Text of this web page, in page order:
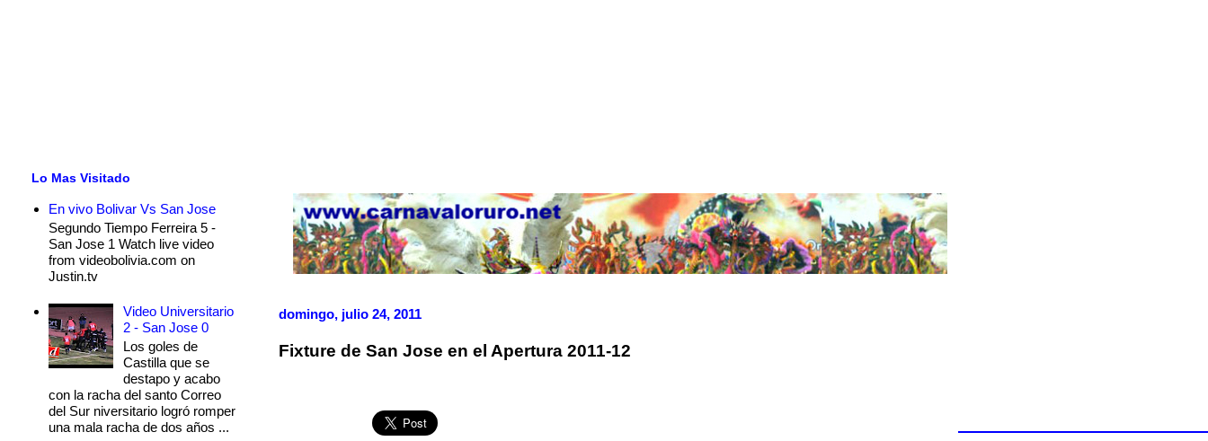
domingo, julio 24, 2011
Fixture de San Jose en el Apertura 2011-12
Lo Mas Visitado
En vivo Bolivar Vs San Jose
Segundo Tiempo Ferreira 5 -
San Jose 1 Watch live video
from videobolivia.com on
Justin.tv
Video Universitario
2 - San Jose 0
Los goles de
Castilla que se
destapo y acabo
con la racha del santo Correo
del Sur niversitario logró romper
una mala racha de dos años ...